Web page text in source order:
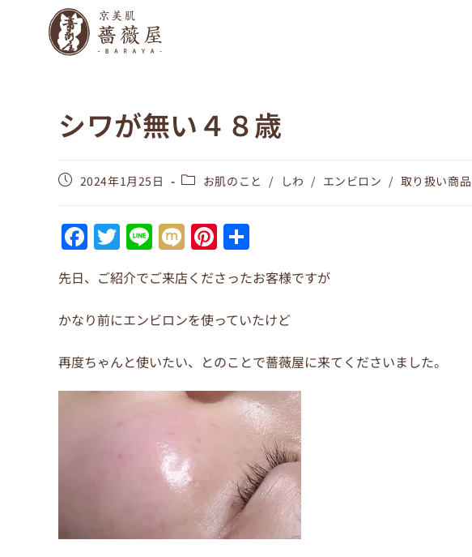
シワが無い４８歳
2024年1月25日 お肌のこと / しわ / エンビロン / 取り扱い商品
F
a
c
e
o
o
T
w
itt
er
Li
n
e
M
ix
i
Pi
nt
er
e
有
先日、ご紹介でご来店くださったお客様ですが
かなり前にエンビロンを使っていたけど
再度ちゃんと使いたい、とのことで薔薇屋に来てくださいました。